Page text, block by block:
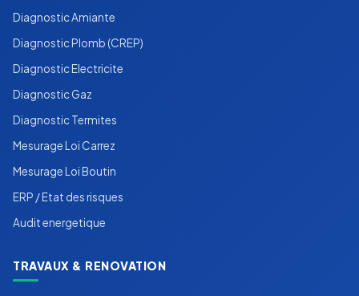
Diagnostic Amiante
Diagnostic Plomb (CREP)
Diagnostic Electricite
Diagnostic Gaz
Diagnostic Termites
Mesurage Loi Carrez
Mesurage Loi Boutin
ERP / Etat des risques
Audit energetique
TRAVAUX & RENOVATION